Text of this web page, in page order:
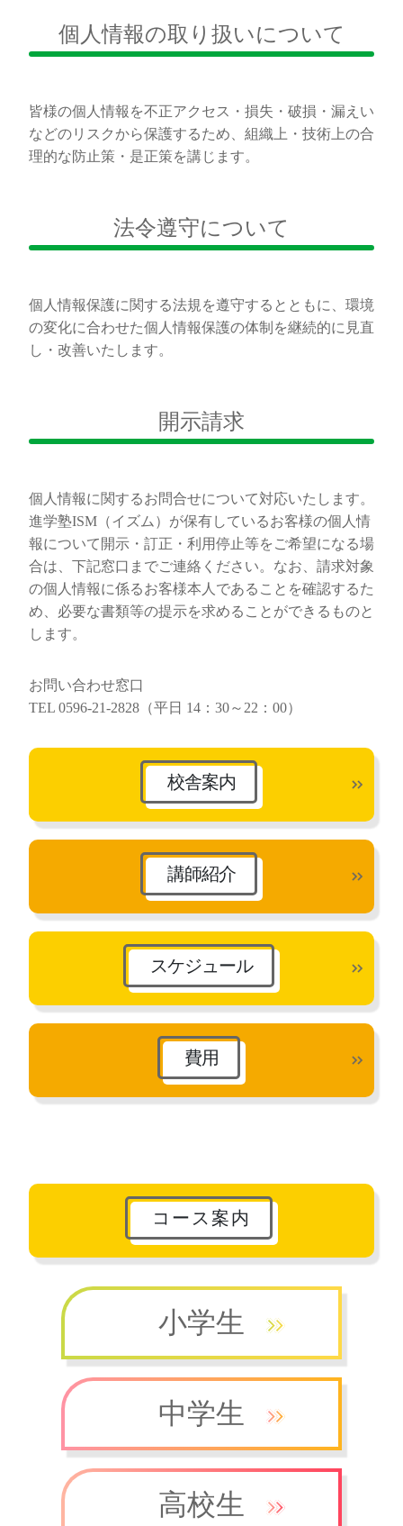
個人情報の取り扱いについて
皆様の個人情報を不正アクセス・損失・破損・漏えい
などのリスクから保護するため、組織上・技術上の合
理的な防止策・是正策を講じます。
法令遵守について
個人情報保護に関する法規を遵守するとともに、環境
の変化に合わせた個人情報保護の体制を継続的に見直
し・改善いたします。
開示請求
個人情報に関するお問合せについて対応いたします。
進学塾ISM（イズム）が保有しているお客様の個人情
報について開示・訂正・利用停止等をご希望になる場
合は、下記窓口までご連絡ください。なお、請求対象
の個人情報に係るお客様本人であることを確認するた
め、必要な書類等の提示を求めることができるものと
します。
お問い合わせ窓口
TEL 0596-21-2828（平日 14：30～22：00）
校舎案内
講師紹介
スケジュール
費用
コース案内
小学生
中学生
高校生